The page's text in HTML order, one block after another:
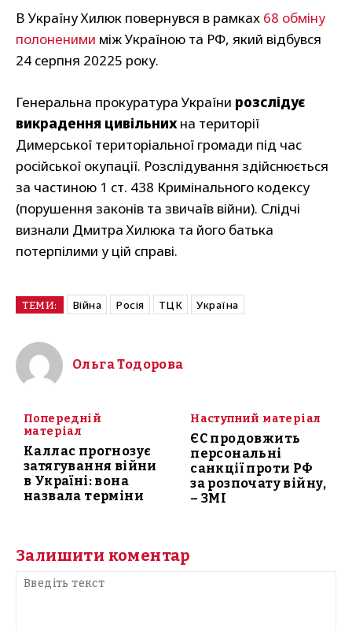
В Україну Хилюк повернувся в рамках 68 обміну
полоненими між Україною та РФ, який відбувся
24 серпня 20225 року.
Генеральна прокуратура України розслідує
викрадення цивільнихна території
Димерської територіальної громади під час
російської окупації. Розслідування здійснюється
за частиною 1 ст. 438 Кримінального кодексу
(порушення законів та звичаїв війни). Слідчі
визнали Дмитра Хилюка та його батька
потерпілими у цій справі.
ТЕМИ: Війна Росія ТЦК Україна
Ольга Тодорова
Попередній
матеріал
Каллас прогнозує
затягування війни
в Україні: вона
назвала терміни
Наступний матеріал
ЄС продовжить
персональні
санкції проти РФ
за розпочату війну,
– ЗМІ
Залишити коментар